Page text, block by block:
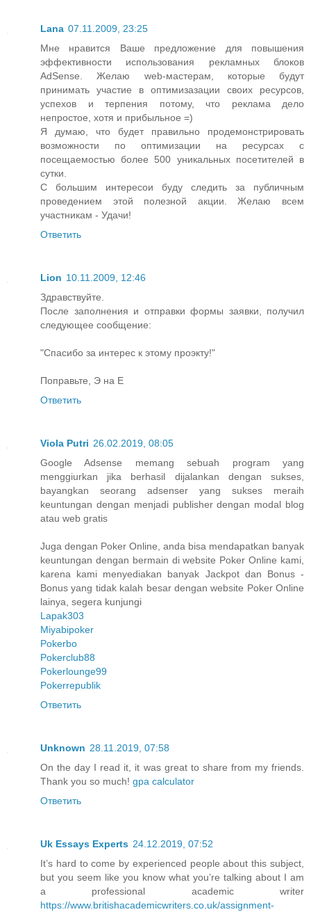
Lana 07.11.2009, 23:25
Мне нравится Ваше предложение для повышения
эффективности использования рекламных блоков
AdSense. Желаю web-мастерам, которые будут
принимать участие в оптимизазации своих ресурсов,
успехов и терпения потому, что реклама дело
непростое, хотя и прибыльное =)
Я думаю, что будет правильно продемонстрировать
возможности по оптимизации на ресурсах с
посещаемостью более 500 уникальных посетителей в
сутки.
С большим интересои буду следить за публичным
проведением этой полезной акции. Желаю всем
участникам - Удачи!
Ответить
Lion 10.11.2009, 12:46
Здравствуйте.
После заполнения и отправки формы заявки, получил
следующее сообщение:
"Спасибо за интерес к этому проэкту!"
Поправьте, Э на Е
Ответить
Viola Putri 26.02.2019, 08:05
Google Adsense memang sebuah program yang
menggiurkan jika berhasil dijalankan dengan sukses,
bayangkan seorang adsenser yang sukses meraih
keuntungan dengan menjadi publisher dengan modal blog
atau web gratis
Juga dengan Poker Online, anda bisa mendapatkan banyak
keuntungan dengan bermain di website Poker Online kami,
karena kami menyediakan banyak Jackpot dan Bonus -
Bonus yang tidak kalah besar dengan website Poker Online
lainya, segera kunjungi
Lapak303
Miyabipoker
Pokerbo
Pokerclub88
Pokerlounge99
Pokerrepublik
Ответить
Unknown 28.11.2019, 07:58
On the day I read it, it was great to share from my friends.
Thank you so much! gpa calculator
Ответить
Uk Essays Experts 24.12.2019, 07:52
It’s hard to come by experienced people about this subject,
but you seem like you know what you’re talking about I am
a professional academic writer
https://www.britishacademicwriters.co.uk/assignment-